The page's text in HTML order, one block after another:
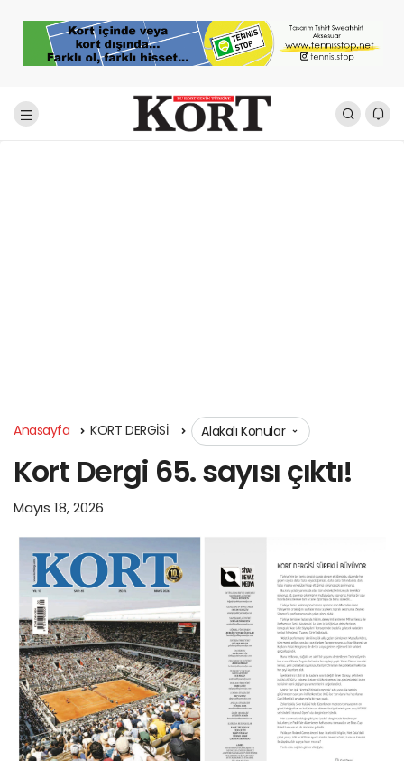
Anasayfa KORT DERGİSİ Alakalı Konular
Kort Dergi 65. sayısı çıktı!
Mayıs 18, 2026